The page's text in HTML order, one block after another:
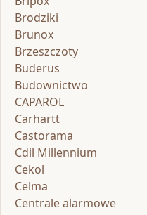
Brodziki
Brunox
Brzeszczoty
Buderus
Budownictwo
CAPAROL
Carhartt
Castorama
Cdil Millennium
Cekol
Celma
Centrale alarmowe